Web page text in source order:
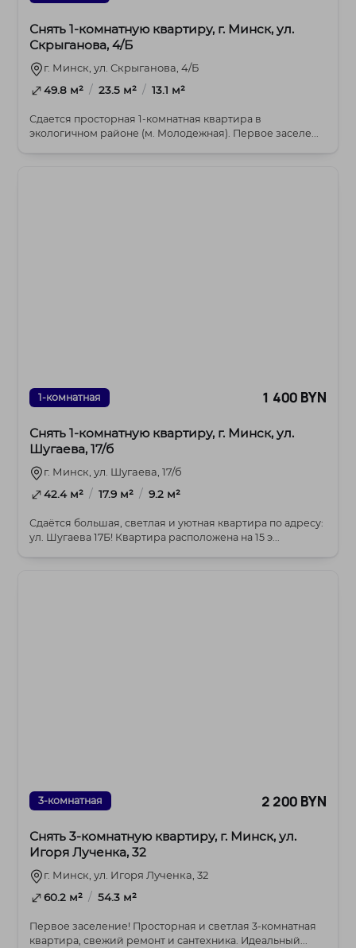
Снять 1-комнатную квартиру, г. Минск, ул.
Скрыганова, 4/Б
г. Минск, ул. Скрыганова, 4/Б
49.8 м² / 23.5 м² / 13.1 м²
Сдается просторная 1-комнатная квартира в
экологичном районе (м. Молодежная). Первое заселе...
1-комнатная 1 400 BYN
Снять 1-комнатную квартиру, г. Минск, ул.
Шугаева, 17/б
г. Минск, ул. Шугаева, 17/б
42.4 м² / 17.9 м² / 9.2 м²
Сдаётся большая, светлая и уютная квартира по адресу:
ул. Шугаева 17Б! Квартира расположена на 15 э...
3-комнатная 2 200 BYN
Снять 3-комнатную квартиру, г. Минск, ул.
Игоря Лученка, 32
г. Минск, ул. Игоря Лученка, 32
60.2 м² / 54.3 м²
Первое заселение! Просторная и светлая 3-комнатная
квартира, свежий ремонт и сантехника. Идеальный...